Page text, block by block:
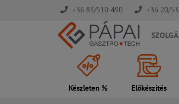
+36 83/510-490 +36 20/
Készleten % Előkészítés